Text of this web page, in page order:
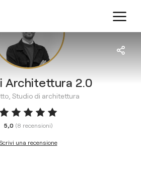
Architettura 2.0
Studio di architettura
5,0 (8 recensioni)
Scrivi una recensione